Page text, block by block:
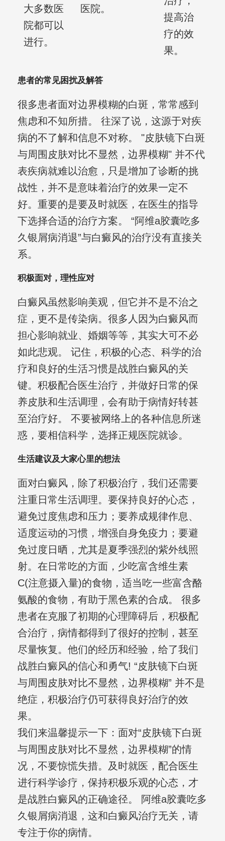
大多数医
院都可以
进行。
医院。
提高治
疗的效
果。
患者的常见困扰及解答
很多患者面对边界模糊的白斑，常常感到
焦虑和不知所措。 往深了说，这源于对疾
病的不了解和信息不对称。 "皮肤镜下白斑
与周围皮肤对比不显然，边界模糊" 并不代
表疾病就难以治愈，只是增加了诊断的挑
战性，并不是意味着治疗的效果一定不
好。重要的是要及时就医，在医生的指导
下选择合适的治疗方案。 “阿维a胶囊吃多
久银屑病消退”与白癜风的治疗没有直接关
系。
积极面对，理性应对
白癜风虽然影响美观，但它并不是不治之
症，更不是传染病。很多人因为白癜风而
担心影响就业、婚姻等等，其实大可不必
如此悲观。 记住，积极的心态、科学的治
疗和良好的生活习惯是战胜白癜风的关
键。积极配合医生治疗，并做好日常的保
养皮肤和生活调理，会有助于病情好转甚
至治疗好。 不要被网络上的各种信息所迷
惑，要相信科学，选择正规医院就诊。
生活建议及大家心里的想法
面对白癜风，除了积极治疗，我们还需要
注重日常生活调理。要保持良好的心态，
避免过度焦虑和压力；要养成规律作息、
适度运动的习惯，增强自身免疫力；要避
免过度日晒，尤其是夏季强烈的紫外线照
射。在日常吃的方面，少吃富含维生素
C(注意摄入量)的食物，适当吃一些富含酪
氨酸的食物，有助于黑色素的合成。 很多
患者在克服了初期的心理障碍后，积极配
合治疗，病情都得到了很好的控制，甚至
尽量恢复。他们的经历和经验，给了我们
战胜白癜风的信心和勇气! “皮肤镜下白斑
与周围皮肤对比不显然，边界模糊” 并不是
绝症，积极治疗仍可获得良好治疗的效
果。
我们来温馨提示一下：面对“皮肤镜下白斑
与周围皮肤对比不显然，边界模糊”的情
况，不要惊慌失措。及时就医，配合医生
进行科学诊疗，保持积极乐观的心态，才
是战胜白癜风的正确途径。 阿维a胶囊吃多
久银屑病消退，这和白癜风治疗无关，请
专注于你的病情。